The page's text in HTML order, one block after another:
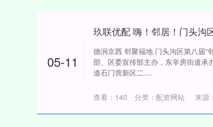
05-11
德润京西 邻聚福地 门头沟区第八届“
部、区委宣传部主办，东辛房街道承
道石门营新区二....
来源
查看： 140 分类： 配资网站